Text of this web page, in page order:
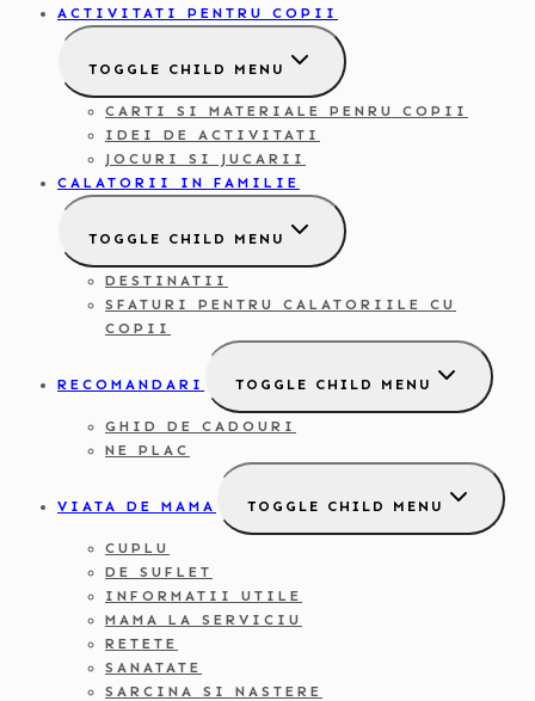
ACTIVITATI PENTRU COPII
TOGGLE CHILD MENU
CARTI SI MATERIALE PENRU COPII
IDEI DE ACTIVITATI
JOCURI SI JUCARII
CALATORII IN FAMILIE
TOGGLE CHILD MENU
DESTINATII
SFATURI PENTRU CALATORIILE CU
COPII
RECOMANDARI TOGGLE CHILD MENU
GHID DE CADOURI
NE PLAC
VIATA DE MAMA TOGGLE CHILD MENU
CUPLU
DE SUFLET
INFORMATII UTILE
MAMA LA SERVICIU
RETETE
SANATATE
SARCINA SI NASTERE